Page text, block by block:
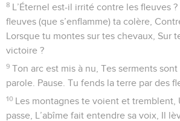
8 L’Éternel est-il irrité contre les fleuves
fleuves (que s’enflamme) ta colère,
Lorsque tu montes sur tes chevaux, Sur
victoire ?
9 Ton arc est mis à nu, Tes serments
parole. Pause. Tu fends la terre par des
10 Les montagnes te voient et tremblent,
passe, L’abîme fait entendre sa voix, Il